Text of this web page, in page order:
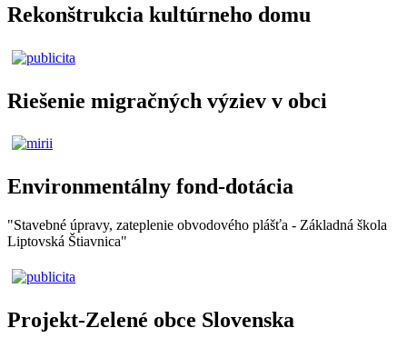
Rekonštrukcia kultúrneho domu
Riešenie migračných výziev v obci
Environmentálny fond-dotácia
"Stavebné úpravy, zateplenie obvodového plášťa - Základná škola
Liptovská Štiavnica"
Projekt-Zelené obce Slovenska